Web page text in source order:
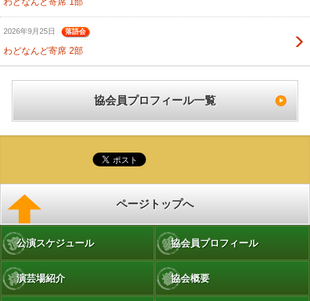
2026年9月25日 落語会
わどなんど寄席 2部
協会員プロフィール一覧
ページトップへ
公演スケジュール 協会員プロフィール
演芸場紹介 協会概要